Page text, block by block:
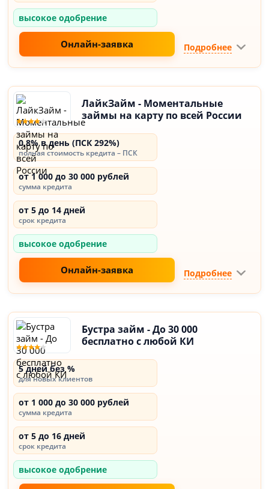
высокое одобрение
Онлайн-заявка Подробнее
ЛайкЗайм - Моментальные
займы на карту по всей России
0,8% в день (ПСК 292%)
полная стоимость кредита – ПСК
от 1 000 до 30 000 рублей
сумма кредита
от 5 до 14 дней
срок кредита
высокое одобрение
Онлайн-заявка Подробнее
Бустра займ - До 30 000
бесплатно с любой КИ
5 дней без %
для новых клиентов
от 1 000 до 30 000 рублей
сумма кредита
от 5 до 16 дней
срок кредита
высокое одобрение